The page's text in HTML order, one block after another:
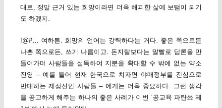
대로, 정말 근거 있는 희망이라면 더욱 해피한 삶에 보탬이 되기
도 하겠지.
!@#… 여하튼. 희망의 언어는 강력하다는 거다. 좋은 쪽으로든
나쁜 쪽으로든, 쓰기 나름이고. 돈지랄보다는 말빨로 담론을 만
들어가며 사람들을 설득하여 지분을 확대할 수 밖에 없는 약소
진영 – 예를 들어 현재 한국으로 치자면 야매정부를 진심으로
반대하는 제정신인 사람들 – 에게는 더욱 중요하다. 그런 생각
을 공고하게 해주는 하나의 좋은 사례가 이번 ‘공교육 파탄쑈 제